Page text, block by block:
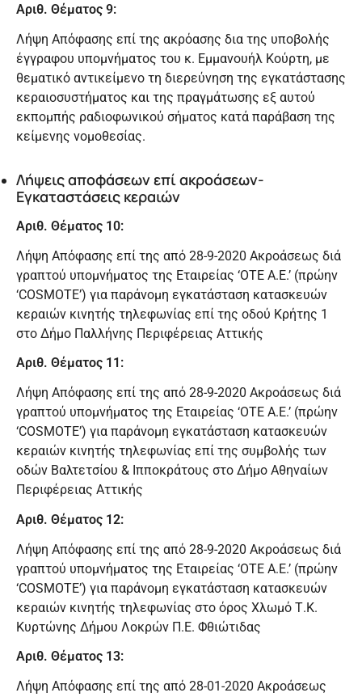
Αριθ. Θέματος 9:
Λήψη Απόφασης επί της ακρόασης δια της υποβολής
έγγραφου υπομνήματος του κ. Εμμανουήλ Κούρτη, με
θεματικό αντικείμενο τη διερεύνηση της εγκατάστασης
κεραιοσυστήματος και της πραγμάτωσης εξ αυτού
εκπομπής ραδιοφωνικού σήματος κατά παράβαση της
κείμενης νομοθεσίας.
Λήψεις αποφάσεων επί ακροάσεων-
Εγκαταστάσεις κεραιών
Αριθ. Θέματος 10:
Λήψη Απόφασης επί της από 28-9-2020 Ακροάσεως διά
γραπτού υπομνήματος της Εταιρείας ‘ΟΤΕ Α.Ε.’ (πρώην
‘COSMOTE’) για παράνομη εγκατάσταση κατασκευών
κεραιών κινητής τηλεφωνίας επί της οδού Κρήτης 1
στο Δήμο Παλλήνης Περιφέρειας Αττικής
Αριθ. Θέματος 11:
Λήψη Απόφασης επί της από 28-9-2020 Ακροάσεως διά
γραπτού υπομνήματος της Εταιρείας ‘ΟΤΕ Α.Ε.’ (πρώην
‘COSMOTE’) για παράνομη εγκατάσταση κατασκευών
κεραιών κινητής τηλεφωνίας επί της συμβολής των
οδών Βαλτετσίου & Ιπποκράτους στο Δήμο Αθηναίων
Περιφέρειας Αττικής
Αριθ. Θέματος 12:
Λήψη Απόφασης επί της από 28-9-2020 Ακροάσεως διά
γραπτού υπομνήματος της Εταιρείας ‘ΟΤΕ Α.Ε.’ (πρώην
‘COSMOTE’) για παράνομη εγκατάσταση κατασκευών
κεραιών κινητής τηλεφωνίας στο όρος Χλωμό Τ.Κ.
Κυρτώνης Δήμου Λοκρών Π.Ε. Φθιώτιδας
Αριθ. Θέματος 13:
Λήψη Απόφασης επί της από 28-01-2020 Ακροάσεως